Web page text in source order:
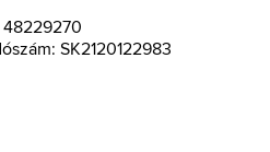
SK2120122983